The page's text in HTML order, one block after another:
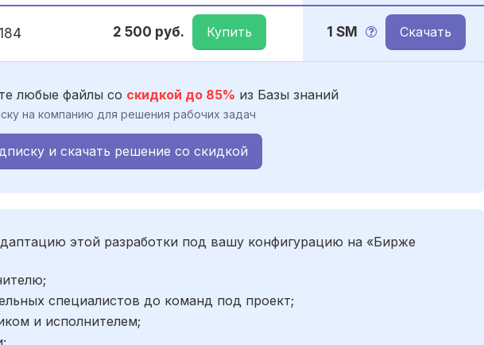
184 2 500 руб. Купить 1 SM Скачать
любые файлы со скидкой до 85% из Базы знаний
на компанию для решения рабочих задач
и скачать решение со скидкой
этой разработки под вашу конфигурацию на «Бирже
специалистов до команд под проект;
и исполнителем;